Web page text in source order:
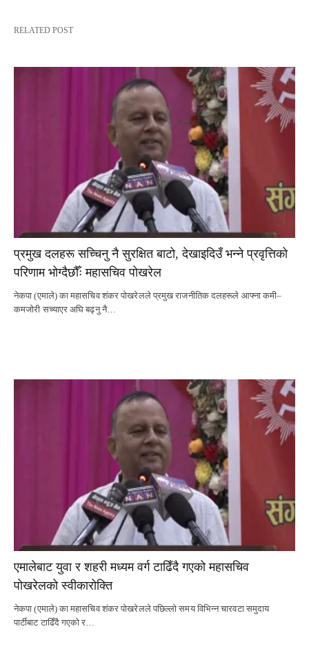
RELATED POST
प्रमुख दलहरू सच्चिनु नै सुरक्षित बाटो, देखाइदिउँ भन्ने प्रवृत्तिको
परिणाम भोग्दैछौँः महासचिव पोखरेल
नेकपा (एमाले) का महासचिव शंकर पोखरेलले प्रमुख राजनीतिक दलहरूले आफ्ना कमी–
कमजोरी सच्याएर अघि बढ्नु नै…
एमालेबाट युवा र शहरी मध्यम वर्ग टाढिँदै गएको महासचिव
पोखरेलको स्वीकारोक्ति
नेकपा (एमाले) का महासचिव शंकर पोखरेलले पछिल्लो समय विभिन्न चारवटा समुदाय
पार्टीबाट टाढिँदै गएको र…